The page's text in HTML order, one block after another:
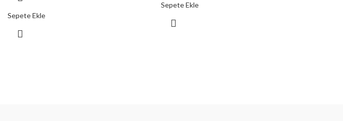
Sepete Ekle
Sepete Ekle